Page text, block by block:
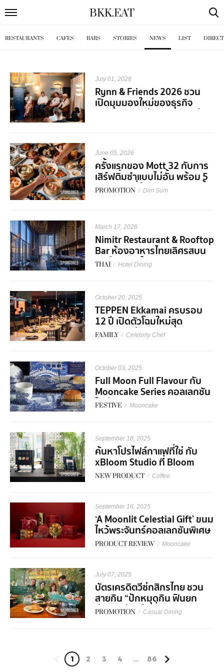
BKK.EAT
RESTAURANTS CAFES BARS STORIES NEWS LIST
July 01, 2026
Rynn & Friends 2026 ชวน
เปิดมุมมองใหม่ของธุรกิจ
Hospitality ผ่านเสียงจากผู้
SPONSORED
June 05, 2026
ครั้งแรกของ Mott 32 กับการ
เสิร์ฟติ่มซำแบบไม่อั้น พร้อม 5
คอร์สเมนูที่ต้องมาลองสักครั้ง
PROMOTION / Dim Sum
SPONSORED
March 17, 2026
Nimitr Restaurant & Rooftop
Bar ห้องอาหารไทยเลิศรสบน
รูฟท็อปบาร์ใจกลางเมือง
THAI / Hotel Dining
October 20, 2025
TEPPEN Ekkamai ครบรอบ
12 ปี เปิดตัวโฉมใหม่สุด
พรีเมียมพร้อม Collaboration
FAMILY / Celebrity Chef
SPONSORED
October 03, 2025
Full Moon Full Flavour กับ
Mooncake Series คอลเลกชัน
ใหม่จาก S&P
FESTIVE / Mooncake
SPONSORED
September 18, 2025
ค้นหาโปรไฟล์กาแฟที่ใช่ กับ
xBloom Studio ที่ Bloom
Experience Store Central
NEW PRODUCT / Coffee
September 16, 2025
‘A Moonlit Celestial Gift’ ขนม
ไหว้พระจันทร์คอลเลกชันพิเศษ
จาก Royal Osha ฉลอง
PRODUCT REVIEW / Mooncake
SPONSORED
July 07, 2025
บัตรเครดิตวีซ่กสิกรไทย ชวน
สายกิน “ปักหมุดกิน ฟินยก
ย่าน” อร่อยคุ้มที่อารีย์ -
PROMOTION / Casual Dining
1 2 3 4 ... 86